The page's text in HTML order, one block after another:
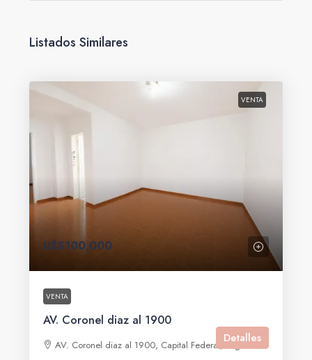
Listados Similares
VENTA
U$S100,000
VENTA
AV. Coronel diaz al 1900
AV. Coronel diaz al 1900, Capital Federal, Argentina
Detalles